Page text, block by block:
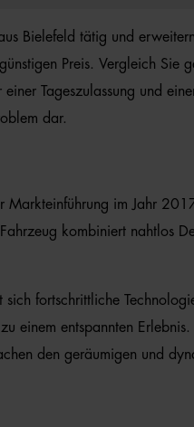
Bielefeld tätig und
Preis. Vergleich Sie
Tageszulassung und
dar.
Markteinführung im Jahr
kombiniert nahtlos
fortschrittliche
entspannten Erlebnis.
den geräumigen und